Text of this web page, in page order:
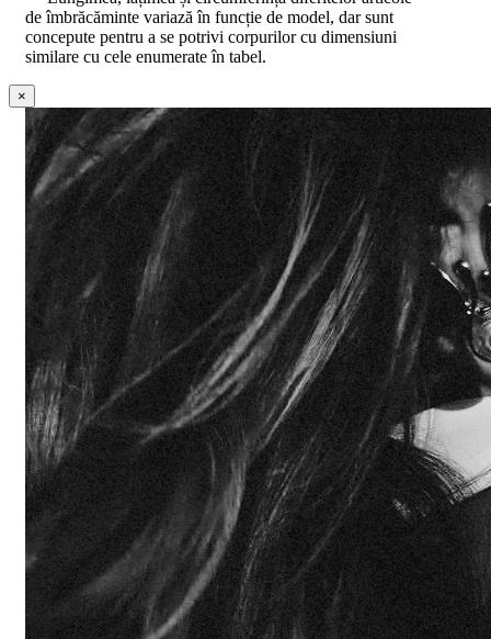
de îmbrăcăminte variază în funcție de model, dar sunt
concepute pentru a se potrivi corpurilor cu dimensiuni
similare cu cele enumerate în tabel.
×